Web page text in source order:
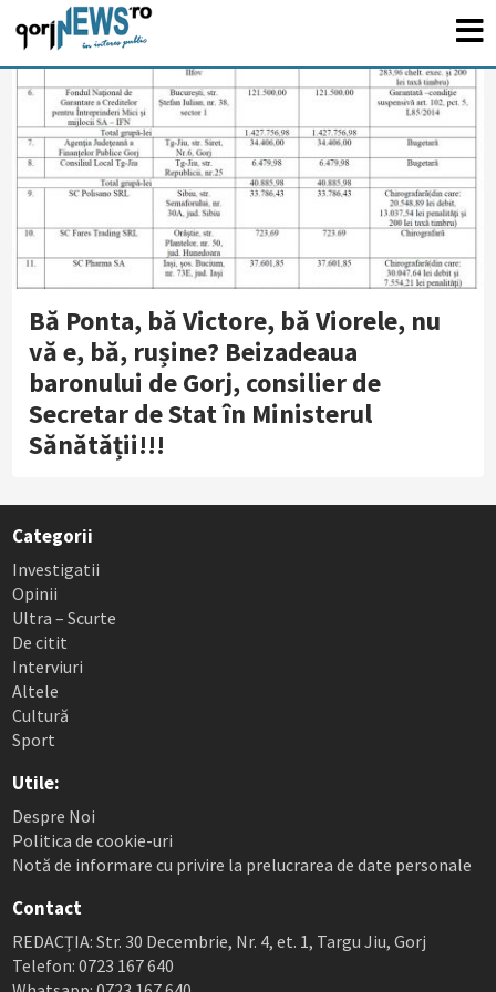
Bă Ponta, bă Victore, bă Viorele, nu
vă e, bă, rușine? Beizadeaua
baronului de Gorj, consilier de
Secretar de Stat în Ministerul
Sănătății!!!
Categorii
Investigatii
Opinii
Ultra – Scurte
De citit
Interviuri
Altele
Cultură
Sport
Utile:
Despre Noi
Politica de cookie-uri
Notă de informare cu privire la prelucrarea de date personale
Contact
REDACȚIA: Str. 30 Decembrie, Nr. 4, et. 1, Targu Jiu, Gorj
Telefon: 0723 167 640